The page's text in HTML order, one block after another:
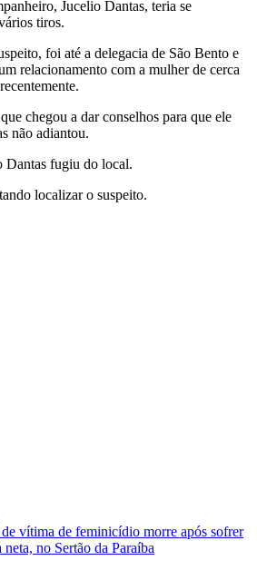
Jucelio Dantas, teria se
tiros.
foi até a delegacia de São Bento e
relacionamento com a mulher de cerca
chegou a dar conselhos para que ele
não adiantou.
Dantas fugiu do local.
localizar o suspeito.
vítima de feminicídio morre após sofrer
no Sertão da Paraíba